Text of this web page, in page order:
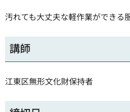
汚れても大丈夫な軽作業ができる
講師
江東区無形文化財保持者